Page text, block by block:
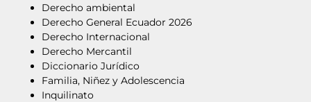
Derecho ambiental
Derecho General Ecuador 2026
Derecho Internacional
Derecho Mercantil
Diccionario Jurídico
Familia, Niñez y Adolescencia
Inquilinato